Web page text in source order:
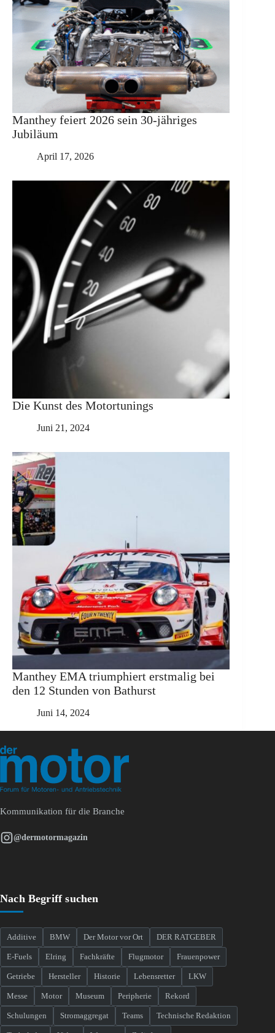
Manthey feiert 2026 sein 30-jähriges
Jubiläum
April 17, 2026
Die Kunst des Motortunings
Juni 21, 2024
Manthey EMA triumphiert erstmalig bei
den 12 Stunden von Bathurst
Juni 14, 2024
Kommunikation für die Branche
@dermotormagazin
Nach Begriff suchen
Additive BMW Der Motor vor Ort DER RATGEBER
E-Fuels Elring Fachkräfte Flugmotor Frauenpower
Getriebe Hersteller Historie Lebensretter LKW
Messe Motor Museum Peripherie Rekord
Schulungen Stromaggregat Teams Technische Redaktion